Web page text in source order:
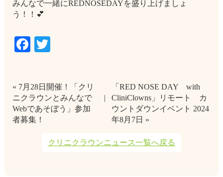
みんなで一緒にREDNOSEDAYを盛り上げましょ
う！！💕
Facebook
Twitter
« 7月28日開催！「クリ
ニクラウンとみんなで
Webであそぼう」参加
者募集！
「RED NOSE DAY with
CliniClowns」リモート カ
ウントダウンイベント 2024
年8月7日 »
クリニクラウンニュース一覧へ戻る